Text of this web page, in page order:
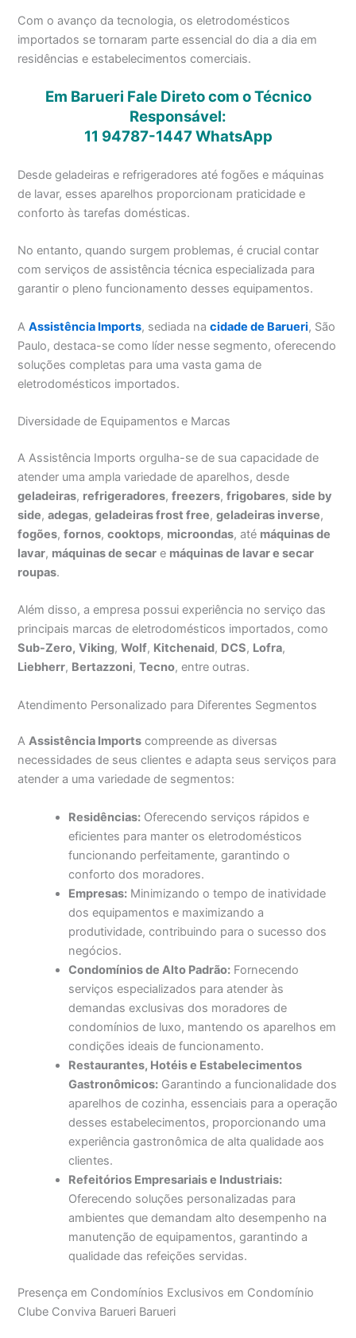
Com o avanço da tecnologia, os eletrodomésticos
importados se tornaram parte essencial do dia a dia em
residências e estabelecimentos comerciais.
Em Barueri Fale Direto com o Técnico
Responsável:
11 94787-1447WhatsApp
Desde geladeiras e refrigeradores até fogões e máquinas
de lavar, esses aparelhos proporcionam praticidade e
conforto às tarefas domésticas.
No entanto, quando surgem problemas, é crucial contar
com serviços de assistência técnica especializada para
garantir o pleno funcionamento desses equipamentos.
AAssistência Imports, sediada nacidade de Barueri, São
Paulo, destaca-se como líder nesse segmento, oferecendo
soluções completas para uma vasta gama de
eletrodomésticos importados.
Diversidade de Equipamentos e Marcas
A Assistência Imports orgulha-se de sua capacidade de
atender uma ampla variedade de aparelhos, desde
geladeiras, refrigeradores,freezers,frigobares,side by
side,adegas,geladeiras frost free,geladeiras inverse,
fogões,fornos,cooktops, microondas, até máquinas de
lavar, máquinas de secar e máquinas de lavar e secar
roupas.
Além disso, a empresa possui experiência no serviço das
principais marcas de eletrodomésticos importados, como
Sub-Zero, Viking,Wolf, Kitchenaid, DCS, Lofra,
Liebherr, Bertazzoni,Tecno, entre outras.
Atendimento Personalizado para Diferentes Segmentos
AAssistência Imports compreende as diversas
necessidades de seus clientes e adapta seus serviços para
atender a uma variedade de segmentos:
Residências: Oferecendo serviços rápidos e
eficientes para manter os eletrodomésticos
funcionando perfeitamente, garantindo o
conforto dos moradores.
Empresas: Minimizando o tempo de inatividade
dos equipamentos e maximizando a
produtividade, contribuindo para o sucesso dos
negócios.
Condomínios de Alto Padrão: Fornecendo
serviços especializados para atender às
demandas exclusivas dos moradores de
condomínios de luxo, mantendo os aparelhos em
condições ideais de funcionamento.
Restaurantes, Hotéis e Estabelecimentos
Gastronômicos: Garantindo a funcionalidade dos
aparelhos de cozinha, essenciais para a operação
desses estabelecimentos, proporcionando uma
experiência gastronômica de alta qualidade aos
clientes.
Refeitórios Empresariais e Industriais:
Oferecendo soluções personalizadas para
ambientes que demandam alto desempenho na
manutenção de equipamentos, garantindo a
qualidade das refeições servidas.
Presença em Condomínios Exclusivos em Condomínio
Clube Conviva Barueri Barueri